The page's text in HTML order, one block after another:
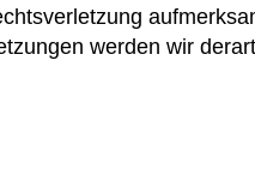
werden wir